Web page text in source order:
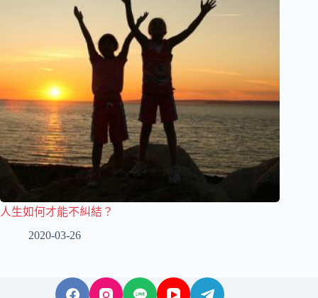
人生如何才能不糾結？
2020-03-26